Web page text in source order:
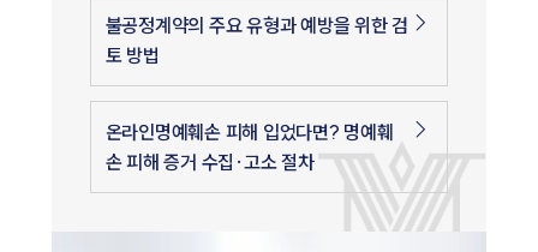
불공정계약의 주요 유형과 예방을 위한 검
토 방법
온라인명예훼손 피해 입었다면? 명예훼
손 피해 증거 수집·고소 절차